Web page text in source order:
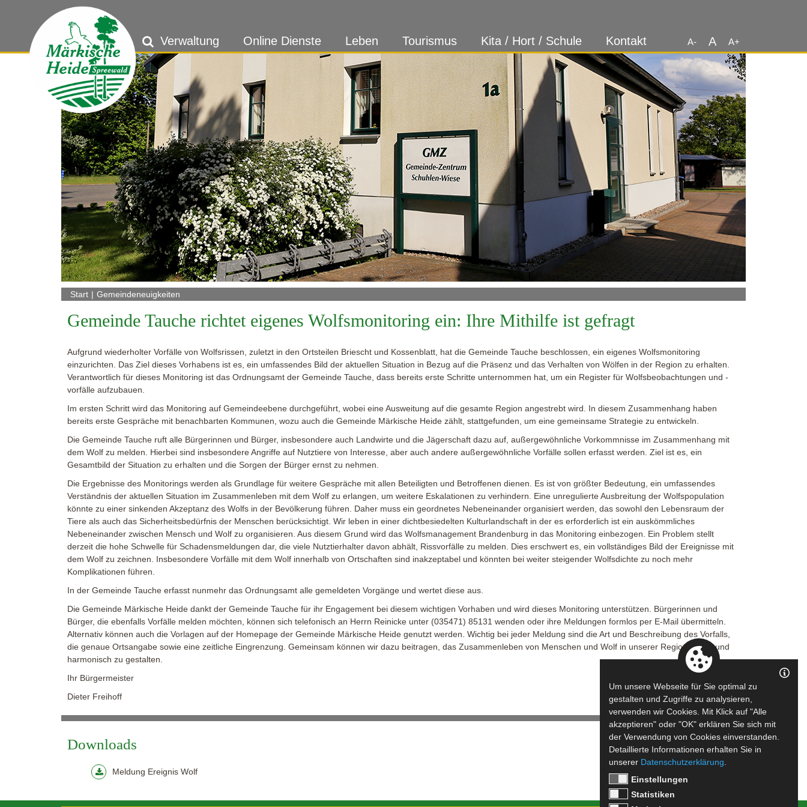
A+
A
A-
Verwaltung Online Dienste Leben Tourismus Kita / Hort / Schule Kontakt
Start Gemeindeneuigkeiten
Gemeinde Tauche richtet eigenes Wolfsmonitoring ein: Ihre Mithilfe ist gefragt
Aufgrund wiederholter Vorfälle von Wolfsrissen, zuletzt in den Ortsteilen Briescht und Kossenblatt, hat die Gemeinde Tauche beschlossen, ein eigenes Wolfsmonitoring
einzurichten. Das Ziel dieses Vorhabens ist es, ein umfassendes Bild der aktuellen Situation in Bezug auf die Präsenz und das Verhalten von Wölfen in der Region zu erhalten.
Verantwortlich für dieses Monitoring ist das Ordnungsamt der Gemeinde Tauche, dass bereits erste Schritte unternommen hat, um ein Register für Wolfsbeobachtungen und -
vorfälle aufzubauen.
Im ersten Schritt wird das Monitoring auf Gemeindeebene durchgeführt, wobei eine Ausweitung auf die gesamte Region angestrebt wird. In diesem Zusammenhang haben
bereits erste Gespräche mit benachbarten Kommunen, wozu auch die Gemeinde Märkische Heide zählt, stattgefunden, um eine gemeinsame Strategie zu entwickeln.
Die Gemeinde Tauche ruft alle Bürgerinnen und Bürger, insbesondere auch Landwirte und die Jägerschaft dazu auf, außergewöhnliche Vorkommnisse im Zusammenhang mit
dem Wolf zu melden. Hierbei sind insbesondere Angriffe auf Nutztiere von Interesse, aber auch andere außergewöhnliche Vorfälle sollen erfasst werden. Ziel ist es, ein
Gesamtbild der Situation zu erhalten und die Sorgen der Bürger ernst zu nehmen.
Die Ergebnisse des Monitorings werden als Grundlage für weitere Gespräche mit allen Beteiligten und Betroffenen dienen. Es ist von größter Bedeutung, ein umfassendes
Verständnis der aktuellen Situation im Zusammenleben mit dem Wolf zu erlangen, um weitere Eskalationen zu verhindern. Eine unregulierte Ausbreitung der Wolfspopulation
könnte zu einer sinkenden Akzeptanz des Wolfs in der Bevölkerung führen. Daher muss ein geordnetes Nebeneinander organisiert werden, das sowohl den Lebensraum der
Tiere als auch das Sicherheitsbedürfnis der Menschen berücksichtigt. Wir leben in einer dichtbesiedelten Kulturlandschaft in der es erforderlich ist ein auskömmliches
Nebeneinander zwischen Mensch und Wolf zu organisieren. Aus diesem Grund wird das Wolfsmanagement Brandenburg in das Monitoring einbezogen. Ein Problem stellt
derzeit die hohe Schwelle für Schadensmeldungen dar, die viele Nutztierhalter davon abhält, Rissvorfälle zu melden. Dies erschwert es, ein vollständiges Bild der Ereignisse mit
dem Wolf zu zeichnen. Insbesondere Vorfälle mit dem Wolf innerhalb von Ortschaften sind inakzeptabel und könnten bei weiter steigender Wolfsdichte zu noch mehr
Komplikationen führen.
In der Gemeinde Tauche erfasst nunmehr das Ordnungsamt alle gemeldeten Vorgänge und wertet diese aus.
Die Gemeinde Märkische Heide dankt der Gemeinde Tauche für ihr Engagement bei diesem wichtigen Vorhaben und wird dieses Monitoring unterstützen. Bürgerinnen und
Bürger, die ebenfalls Vorfälle melden möchten, können sich telefonisch an Herrn Reinicke unter (035471) 85131 wenden oder ihre Meldungen formlos per E-Mail übermitteln.
Alternativ können auch die Vorlagen auf der Homepage der Gemeinde Märkische Heide genutzt werden. Wichtig bei jeder Meldung sind die Art und Beschreibung des Vorfalls,
die genaue Ortsangabe sowie eine zeitliche Eingrenzung. Gemeinsam können wir dazu beitragen, das Zusammenleben von Menschen und Wolf in unserer Region sicher und
harmonisch zu gestalten.
Ihr Bürgermeister
Dieter Freihoff
Downloads
Meldung Ereignis Wolf
Um unsere Webseite für Sie optimal zu
gestalten und Zugriffe zu analysieren,
verwenden wir Cookies. Mit Klick auf "Alle
akzeptieren" oder "OK" erklären Sie sich mit
der Verwendung von Cookies einverstanden.
Detaillierte Informationen erhalten Sie in
unserer Datenschutzerklärung
Einstellungen
Statistiken